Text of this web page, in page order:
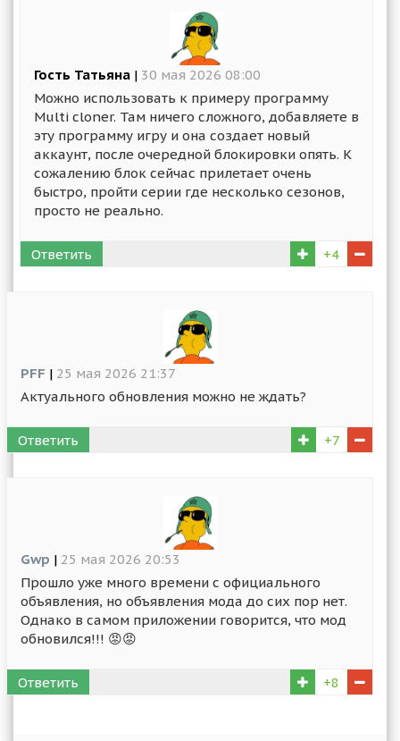
Гость Татьяна | 30 мая 2026 08:00
Можно использовать к примеру программу
Multi cloner. Там ничего сложного, добавляете в
эту программу игру и она создает новый
аккаунт, после очередной блокировки опять. К
сожалению блок сейчас прилетает очень
быстро, пройти серии где несколько сезонов,
просто не реально.
Ответить +4
PFF | 25 мая 2026 21:37
Актуального обновления можно не ждать?
Ответить +7
Gwp | 25 мая 2026 20:53
Прошло уже много времени с официального
объявления, но объявления мода до сих пор нет.
Однако в самом приложении говорится, что мод
обновился!!! 😡😡
Ответить +8